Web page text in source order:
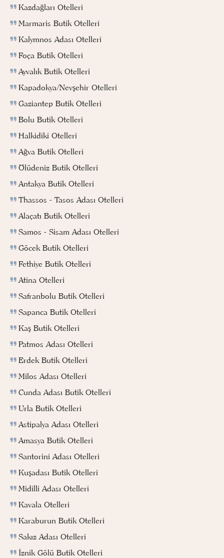
Kazdağları Otelleri
Marmaris Butik Otelleri
Kalymnos Adası Otelleri
Foça Butik Otelleri
Ayvalık Butik Otelleri
Kapadokya/Nevşehir Otelleri
Gaziantep Butik Otelleri
Bolu Butik Otelleri
Halkidiki Otelleri
Ağva Butik Otelleri
Ölüdeniz Butik Otelleri
Antakya Butik Otelleri
Thassos - Tasos Adası Otelleri
Alaçatı Butik Otelleri
Samos - Sisam Adası Otelleri
Göcek Butik Otelleri
Fethiye Butik Otelleri
Atina Otelleri
Safranbolu Butik Otelleri
Sapanca Butik Otelleri
Kaş Butik Otelleri
Patmos Adası Otelleri
Erdek Butik Otelleri
Milos Adası Otelleri
Cunda Adası Butik Otelleri
Urla Butik Otelleri
Astipalya Adası Otelleri
Amasya Butik Otelleri
Santorini Adası Otelleri
Kuşadası Butik Otelleri
Midilli Adası Otelleri
Kavala Otelleri
Karaburun Butik Otelleri
Sakız Adası Otelleri
İznik Gölü Butik Otelleri